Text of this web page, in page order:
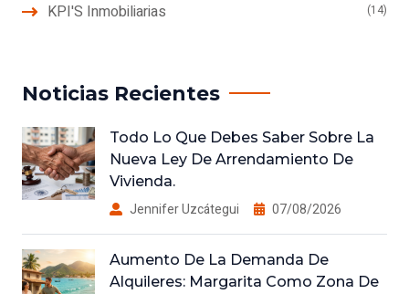
KPI'S Inmobiliarias (14)
Noticias Recientes
Todo Lo Que Debes Saber Sobre La
Nueva Ley De Arrendamiento De
Vivienda.
Jennifer Uzcátegui 07/08/2026
Aumento De La Demanda De
Alquileres: Margarita Como Zona De